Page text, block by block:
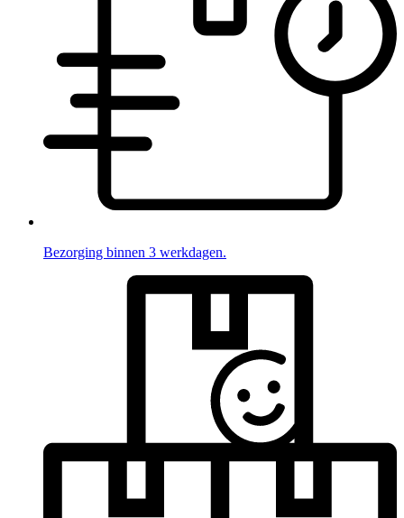
Bezorging binnen 3 werkdagen.